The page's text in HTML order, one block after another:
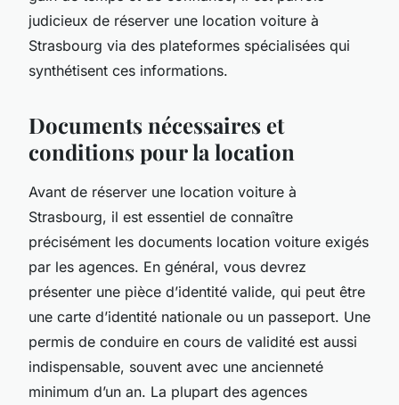
judicieux de réserver une location voiture à
Strasbourg via des plateformes spécialisées qui
synthétisent ces informations.
Documents nécessaires et
conditions pour la location
Avant de réserver une location voiture à
Strasbourg, il est essentiel de connaître
précisément les documents location voiture exigés
par les agences. En général, vous devrez
présenter une pièce d’identité valide, qui peut être
une carte d’identité nationale ou un passeport. Une
permis de conduire en cours de validité est aussi
indispensable, souvent avec une ancienneté
minimum d’un an. La plupart des agences